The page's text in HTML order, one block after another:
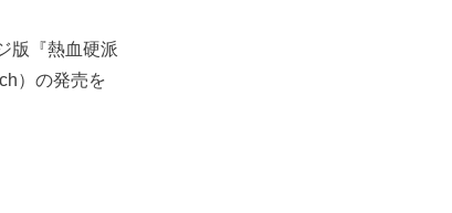
版『熱血硬派
）の発売を